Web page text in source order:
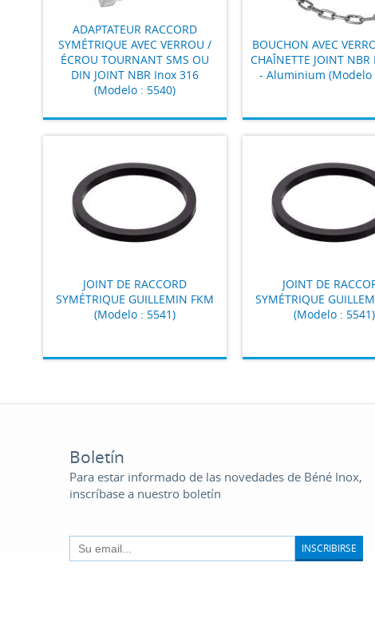
ADAPTATEUR RACCORD
SYMÉTRIQUE AVEC VERROU /
ÉCROU TOURNANT SMS OU
DIN JOINT NBR Inox 316
(Modelo : 5540)
BOUCHON AVEC
CHAÎNETTE JOINT
- Aluminium (Modelo
JOINT DE RACCORD
SYMÉTRIQUE GUILLEMIN FKM
(Modelo : 5541)
JOINT DE
SYMÉTRIQUE
(Modelo : 5541)
Boletín
Para estar informado de las novedades de Béné Inox,
inscríbase a nuestro boletín
INSCRIBIRSE